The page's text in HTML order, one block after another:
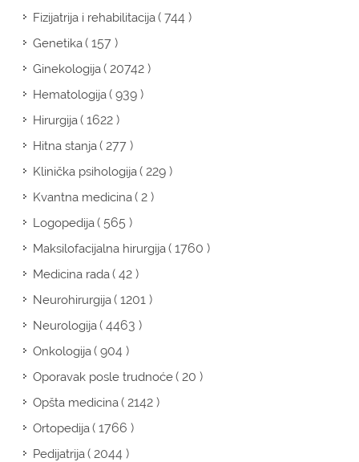
Fizijatrija i rehabilitacija( 744 )
Genetika( 157 )
Ginekologija( 20742 )
Hematologija( 939 )
Hirurgija( 1622 )
Hitna stanja( 277 )
Klinička psihologija( 229 )
Kvantna medicina( 2 )
Logopedija( 565 )
Maksilofacijalna hirurgija( 1760 )
Medicina rada( 42 )
Neurohirurgija( 1201 )
Neurologija( 4463 )
Onkologija( 904 )
Oporavak posle trudnoće( 20 )
Opšta medicina( 2142 )
Ortopedija( 1766 )
Pedijatrija( 2044 )